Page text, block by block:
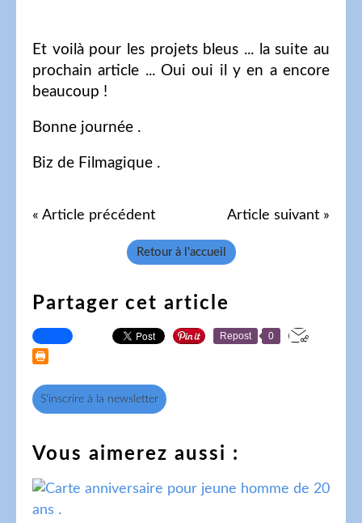
Et voilà pour les projets bleus ... la suite au
prochain article ... Oui oui il y en a encore
beaucoup !
Bonne journée .
Biz de Filmagique .
« Article précédent Article suivant »
Retour à l'accueil
Partager cet article
Repost 0
S'inscrire à la newsletter
Vous aimerez aussi :